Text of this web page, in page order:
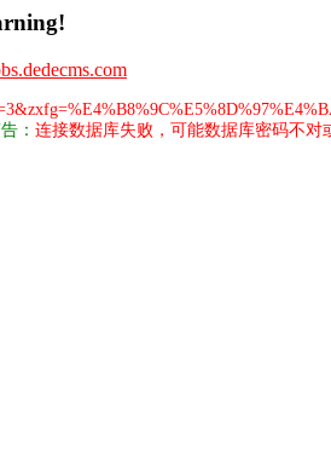
： 连接数据库失败，可能数据库密码不对